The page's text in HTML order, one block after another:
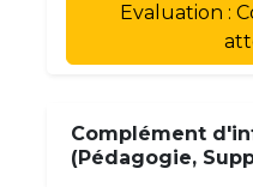
Evaluation :
Complément
(Pédagogie,